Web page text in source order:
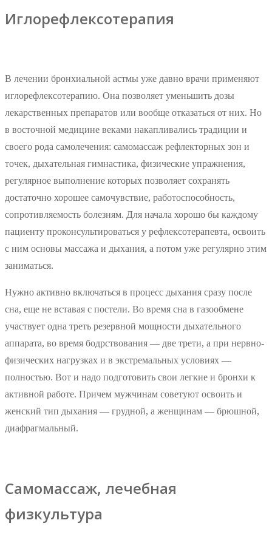
Иглорефлексотерапия
В лечении бронхиальной астмы уже давно врачи применяют
иглорефлексотерапию. Она позволяет уменьшить дозы
лекарственных препаратов или вообще отказаться от них. Но
в восточной медицине веками накапливались традиции и
своего рода самолечения: самомассаж рефлекторных зон и
точек, дыхательная гимнастика, физические упражнения,
регулярное выполнение которых позволяет сохранять
достаточно хорошее самочувствие, работоспособность,
сопротивляемость болезням. Для начала хорошо бы каждому
пациенту проконсультироваться у рефлексотерапевта, освоить
с ним основы массажа и дыхания, а потом уже регулярно этим
заниматься.
Нужно активно включаться в процесс дыхания сразу после
сна, еще не вставая с постели. Во время сна в газообмене
участвует одна треть резервной мощности дыхательного
аппарата, во время бодрствования — две трети, а при нервно-
физических нагрузках и в экстремальных условиях —
полностью. Вот и надо подготовить свои легкие и бронхи к
активной работе. Причем мужчинам советуют освоить и
женский тип дыхания — грудной, а женщинам — брюшной,
диафрагмальный.
Самомассаж, лечебная
физкультура